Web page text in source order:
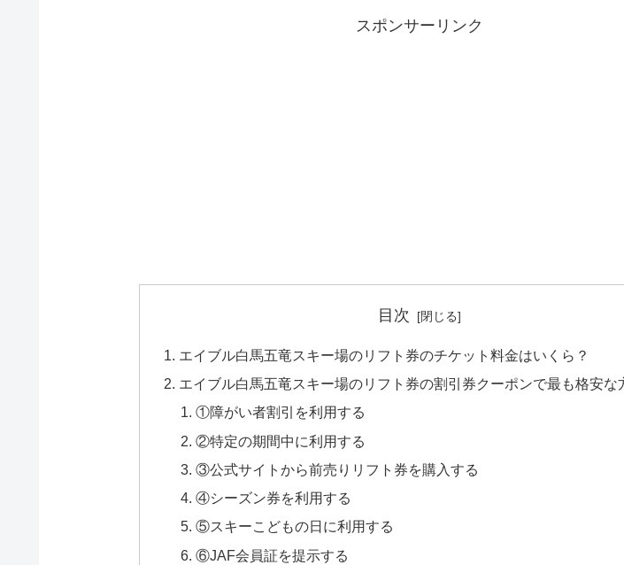
スポンサーリンク
目次
エイブル白馬五竜スキー場のリフト券のチケット料金はいくら？
エイブル白馬五竜スキー場のリフト券の割引券クーポンで最も格安な
①障がい者割引を利用する
②特定の期間中に利用する
③公式サイトから前売りリフト券を購入する
④シーズン券を利用する
⑤スキーこどもの日に利用する
⑥JAF会員証を提示する